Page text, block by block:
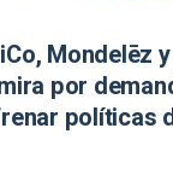
Mondelēz
por
políticas